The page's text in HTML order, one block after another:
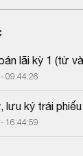
lãi kỳ 1 (từ
09:44:26
lưu ký trái phiếu
16:44:59